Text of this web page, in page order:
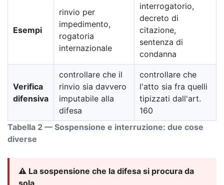
Tabella 2 — Sospensione e interruzione: due cose
diverse
Esempi
rinvio per
impedimento,
rogatoria
internazionale
interrogatorio,
decreto di
citazione,
sentenza di
condanna
Verifica
difensiva
controllare che il
rinvio sia davvero
imputabile alla
difesa
controllare che
l'atto sia fra quelli
tipizzati dall'art.
160
⚠️ La sospensione che la difesa si procura da
sola